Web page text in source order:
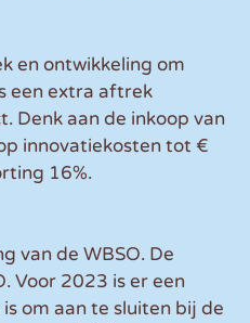
en ontwikkeling om
een extra aftrek
Denk aan de inkoop van
innovatiekosten tot €
16%.
van de WBSO. De
Voor 2023 is er een
om aan te sluiten bij de